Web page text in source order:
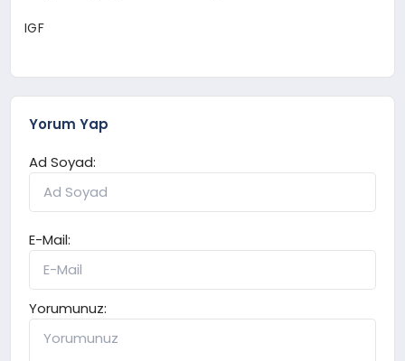
IGF
Yorum Yap
Ad Soyad:
E-Mail:
Yorumunuz: